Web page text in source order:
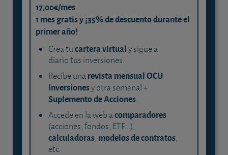
17,00€/mes
1 mes gratis y ¡35% de descuento durante el
primer año!
Crea tucartera virtualy sigue a
diario tus inversiones.
Recibe unarevista mensual OCU
Inversionesy otra semanal +
Suplemento de Acciones.
Accede en la web acomparadores
(acciones, fondos, ETF...),
calculadoras, modelos de contratos,
etc.